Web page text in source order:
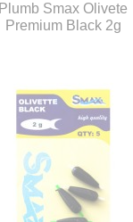
Plumb Smax Olivete
Premium Black 2g